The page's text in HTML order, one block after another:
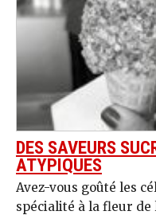
DES SAVEURS
ATYPIQUES
Avez-vous goûté les
spécialité à la fleur de